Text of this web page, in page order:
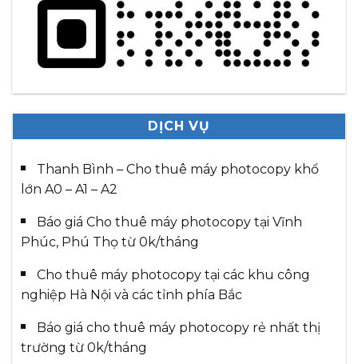
DỊCH VỤ
Thanh Bình – Cho thuê máy photocopy khổ
lớn A0 – A1 – A2
Báo giá Cho thuê máy photocopy tại Vĩnh
Phúc, Phú Thọ từ 0k/tháng
Cho thuê máy photocopy tại các khu công
nghiệp Hà Nội và các tỉnh phía Bắc
Báo giá cho thuê máy photocopy rẻ nhất thị
trường từ 0k/tháng